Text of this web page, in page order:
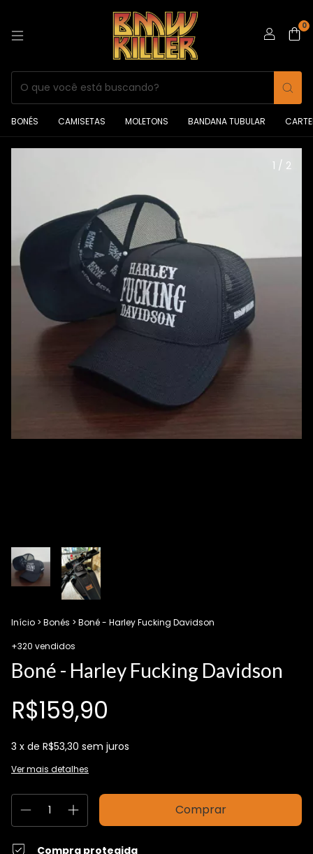
0
BONÉS CAMISETAS MOLETONS BANDANA TUBULAR
1 / 2
Início > Bonés > Boné - Harley Fucking Davidson
+320 vendidos
Boné - Harley Fucking Davidson
R$159,90
3 x de R$53,30 sem juros
Ver mais detalhes
Compra protegida